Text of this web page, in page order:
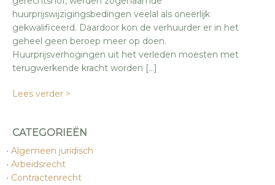
huurprijswijzigingsbedingen veelal als oneerlijk
gekwalificeerd. Daardoor kon de verhuurder er in het
geheel geen beroep meer op doen.
Huurprijsverhogingen uit het verleden moesten met
terugwerkende kracht worden […]
Lees verder >
CATEGORIEËN
Algemeen juridisch
Arbeidsrecht
Contractenrecht